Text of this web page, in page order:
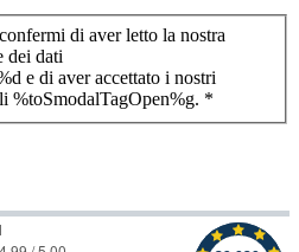
di aver letto la nostra
dei dati
e di aver accettato i nostri
%toSmodalTagOpen%g. *